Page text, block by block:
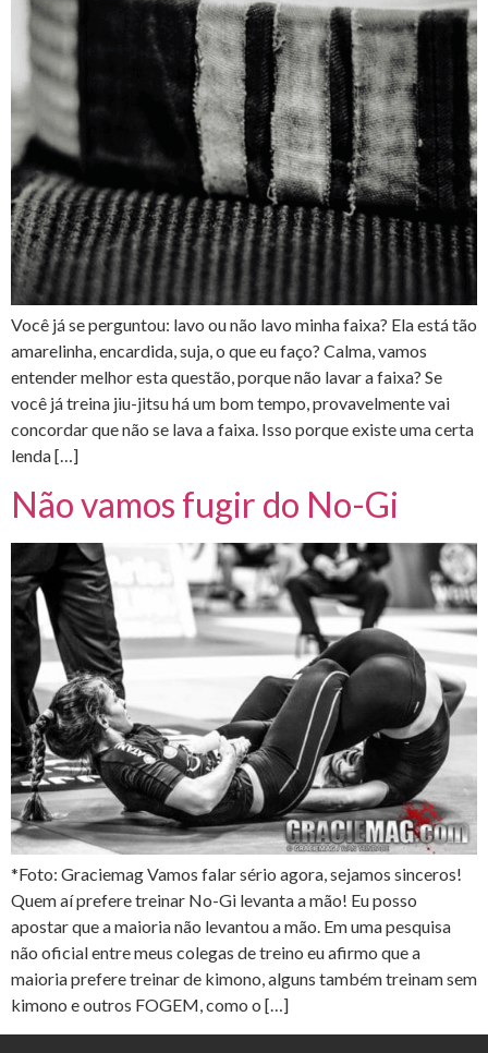
Você já se perguntou: lavo ou não lavo minha faixa? Ela está tão
amarelinha, encardida, suja, o que eu faço? Calma, vamos
entender melhor esta questão, porque não lavar a faixa? Se
você já treina jiu-jitsu há um bom tempo, provavelmente vai
concordar que não se lava a faixa. Isso porque existe uma certa
lenda […]
Não vamos fugir do No-Gi
*Foto: Graciemag Vamos falar sério agora, sejamos sinceros!
Quem aí prefere treinar No-Gi levanta a mão! Eu posso
apostar que a maioria não levantou a mão. Em uma pesquisa
não oficial entre meus colegas de treino eu afirmo que a
maioria prefere treinar de kimono, alguns também treinam sem
kimono e outros FOGEM, como o […]